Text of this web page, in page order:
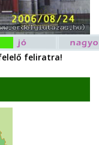
feliratra!